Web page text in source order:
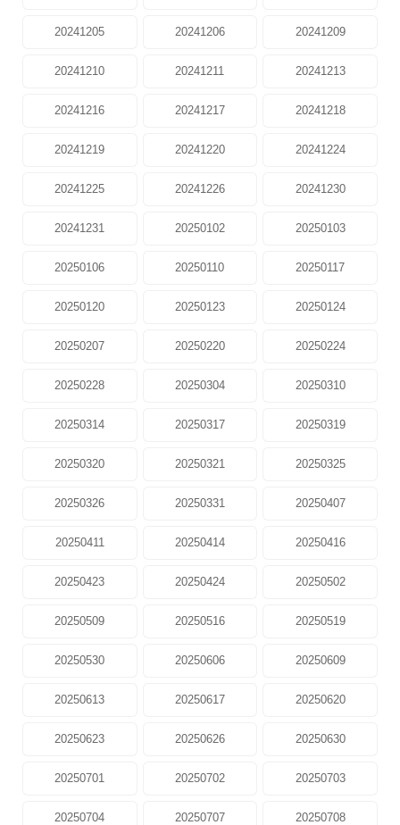
20241205 20241206 20241209
20241210 20241211 20241213
20241216 20241217 20241218
20241219 20241220 20241224
20241225 20241226 20241230
20241231 20250102 20250103
20250106 20250110 20250117
20250120 20250123 20250124
20250207 20250220 20250224
20250228 20250304 20250310
20250314 20250317 20250319
20250320 20250321 20250325
20250326 20250331 20250407
20250411 20250414 20250416
20250423 20250424 20250502
20250509 20250516 20250519
20250530 20250606 20250609
20250613 20250617 20250620
20250623 20250626 20250630
20250701 20250702 20250703
20250704 20250707 20250708